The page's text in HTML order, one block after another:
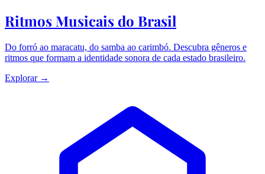
Ritmos Musicais do Brasil
Do forró ao maracatu, do samba ao carimbó. Descubra gêneros e
ritmos que formam a identidade sonora de cada estado brasileiro.
Explorar →